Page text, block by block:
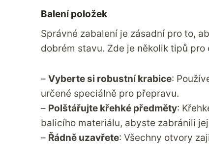
Balení položek
Správné zabalení je zásadní pro to,
dobrém stavu. Zde je několik tipů
– Vyberte si robustní krabice:
určené speciálně pro přepravu.
– Polštářujte křehké předměty:
balicího materiálu, abyste zabránili
– Řádně uzavřete: Všechny otvory